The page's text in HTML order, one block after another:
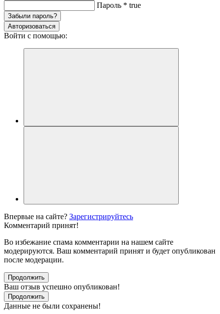
Пароль * true
Забыли пароль?
Авторизоваться
Войти с помощью:
Впервые на сайте? Зарегистрируйтесь
Комментарий принят!
Во избежание спама комментарии на нашем сайте
модерируются. Ваш комментарий принят и будет опубликован
после модерации.
Продолжить
Ваш отзыв успешно опубликован!
Продолжить
Данные не были сохранены!